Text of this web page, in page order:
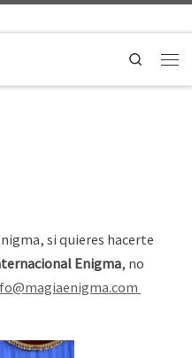
Search
si quieres hacerte
Enigma, no